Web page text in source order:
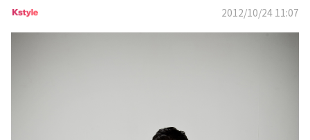
2012/10/24 11:07